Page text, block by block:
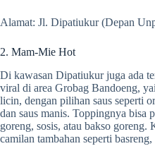
Alamat: Jl. Dipatiukur (Depan
2. Mam-Mie Hot
Di kawasan Dipatiukur juga ada
viral di area Grobag Bandoeng,
licin, dengan pilihan saus seperti
dan saus manis. Toppingnya bisa
goreng, sosis, atau bakso goreng.
camilan tambahan seperti